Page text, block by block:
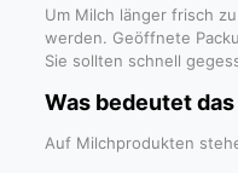
Um Milch länger frisch
werden. Geöffnete
Sie sollten schnell
Was bedeutet
Auf Milchprodukten